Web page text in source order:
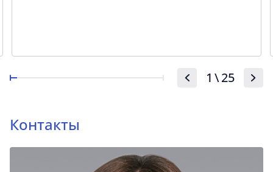
1 \25
Контакты